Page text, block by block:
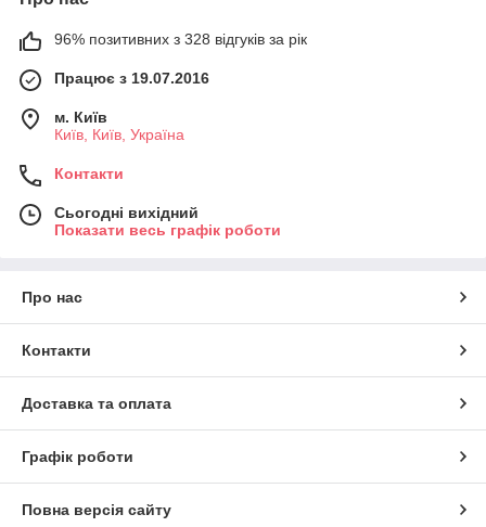
96% позитивних з 328 відгуків за рік
Працює з 19.07.2016
м. Київ
Київ, Київ, Україна
Контакти
Сьогодні вихідний
Показати весь графік роботи
Про нас
Контакти
Доставка та оплата
Графік роботи
Повна версія сайту